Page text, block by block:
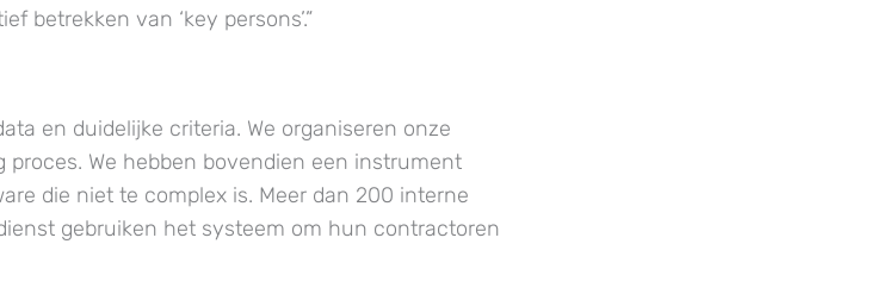
betrekken van ‘key persons’.”
en duidelijke criteria. We organiseren onze
We hebben bovendien een instrument
die niet te complex is. Meer dan 200 interne
gebruiken het systeem om hun contractoren